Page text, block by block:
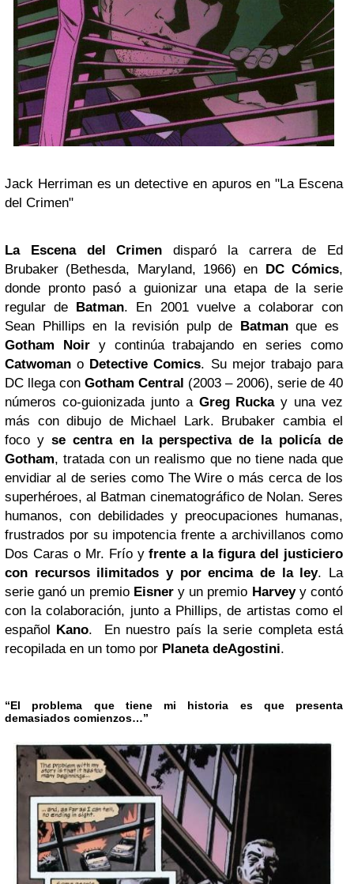
Jack Herriman es un detective en apuros en "La Escena
del Crimen"
La Escena del Crimen disparó la carrera de Ed
Brubaker (Bethesda, Maryland, 1966) en DC Cómics,
donde pronto pasó a guionizar una etapa de la serie
regular de Batman. En 2001 vuelve a colaborar con
Sean Phillips en la revisión pulp de Batmanque es
Gotham Noiry continúa trabajando en series como
Catwoman o Detective Comics. Su mejor trabajo para
DC llega con Gotham Central (2003 – 2006), serie de 40
números co-guionizada junto a Greg Ruckay una vez
más con dibujo de Michael Lark. Brubaker cambia el
foco y se centra en la perspectiva de la policía de
Gotham, tratada con un realismo que no tiene nada que
envidiar al de series como The Wire o más cerca de los
superhéroes, al Batman cinematográfico de Nolan. Seres
humanos, con debilidades y preocupaciones humanas,
frustrados por su impotencia frente a archivillanos como
Dos Caras o Mr. Frío yfrente a la figura del justiciero
con recursos ilimitados y por encima de la ley. La
serie ganó un premio Eisnery un premio Harveyy contó
con la colaboración, junto a Phillips, de artistas como el
español Kano. En nuestro país la serie completa está
recopilada en un tomo por Planeta deAgostini.
“El problema que tiene mi historia es que presenta
demasiados comienzos…”